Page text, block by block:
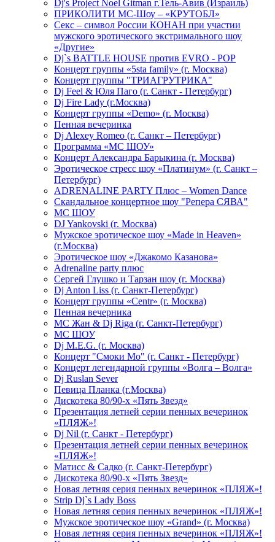
Dj's Project Noel Gitman г.Тель-Авив (Израиль)
ПРИКОЛИТИ МС-Шоу – «КРУТОБЛ»
Секс – символ России КОНАН при участии
мужского эротического экстримального шоу
«Другие»
Dj`s BATTLE HOUSE против EVRO - POP
Концерт группы «5sta family» (г. Москва)
Концерт группы "ТРИАГРУТРИКА"
Dj Feel & Юля Паго (г. Санкт - Петербург)
Dj Fire Lady (г.Москва)
Концерт группы «Demo» (г. Москва)
Пенная вечеринка
Dj Alexey Romeo (г. Санкт – Петербург)
Программа «МС ШОУ»
Концерт Александра Барыкина (г. Москва)
Эротическое стресс шоу «Платинум» (г. Санкт –
Петербург)
ADRENALINE PARTY Плюс – Women Dance
Скандальное концертное шоу "Репера СЯВА"
МС ШОУ
DJ Yankovski (г. Москва)
Мужское эротическое шоу «Made in Heaven»
(г.Москва)
Эротическое шоу «Джакомо Казанова»
Adrenaline party плюс
Сергей Глушко и Тарзан шоу (г. Москва)
Dj Anton Liss (г. Санкт-Петербург)
Концерт группы «Centr» (г. Москва)
Пенная вечерника
МС Жан & Dj Riga (г. Санкт-Петербург)
МС ШОУ
Dj M.E.G. (г. Москва)
Концерт "Смоки Мо" (г. Санкт - Петербург)
Концерт легендарной группы «Волга – Волга»
Dj Ruslan Sever
Певица Планка (г.Москва)
Дискотека 80/90-х «Пять Звезд»
Презентация летней серии пенных вечеринок
«ПЛЯЖ»!
Dj Nil (г. Санкт - Петербург)
Презентация летней серии пенных вечеринок
«ПЛЯЖ»!
Матисс & Садко (г. Санкт-Петербург)
Дискотека 80/90-х «Пять Звезд»
Новая летняя серия пенных вечеринок «ПЛЯЖ»!
Strip Dj`s Lady Boss
Новая летняя серия пенных вечеринок «ПЛЯЖ»!
Мужское эротическое шоу «Grand» (г. Москва)
Новая летняя серия пенных вечеринок «ПЛЯЖ»!